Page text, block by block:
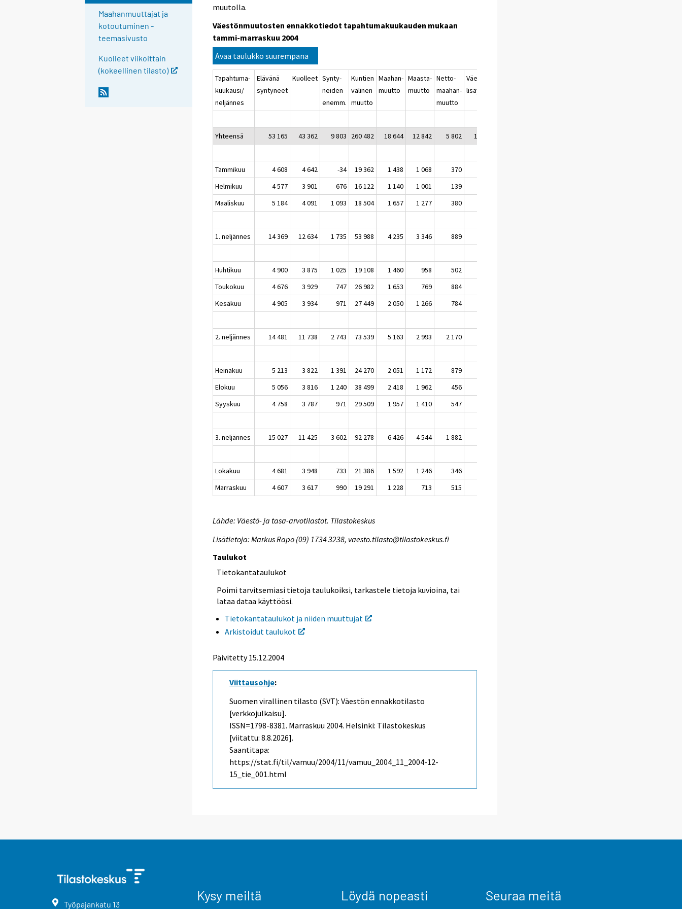
Maahanmuuttajat ja
kotoutuminen -
teemasivusto
Kuolleet viikoittain
(kokeellinen tilasto)
muutolla.
Väestönmuutosten ennakkotiedot tapahtumakuukauden mukaan
tammi-marraskuu 2004
Avaa taulukko suurempana
Tapahtuma-
kuukausi/
neljännes
Elävänä
syntyneet
Kuolleet Synty-
neiden
enemm.
Kuntien
välinen
muutto
Maahan-
muutto
Maasta-
muutto
Netto-
maahan-
muutto
Väestön-
lisäys
Yhteensä 53 165 43 362 9 803 260 482 18 644 12 842 5 802 15 605
Tammikuu 4 608 4 642 -34 19 362 1 438 1 068 370
Helmikuu
4 577 3 901 676 16 122 1 140 1 001 139
Maaliskuu
5 184 4 091 1 093 18 504 1 657 1 277 380
1. neljännes 14 369 12 634 1 735 53 988 4 235 3 346 889
Huhtikuu 4 900 3 875 1 025 19 108 1 460 958 502
Toukokuu
4 676 3 929 747 26 982 1 653 769 884
Kesäkuu
4 905 3 934 971 27 449 2 050 1 266 784
2. neljännes 14 481 11 738 2 743 73 539 5 163 2 993 2 170
Heinäkuu 5 213 3 822 1 391 24 270 2 051 1 172 879
Elokuu
5 056 3 816 1 240 38 499 2 418 1 962 456
Syyskuu
4 758 3 787 971 29 509 1 957 1 410 547
3. neljännes 15 027 11 425 3 602 92 278 6 426 4 544 1 882
Lokakuu 4 681 3 948 733 21 386 1 592 1 246 346
Marraskuu
4 607 3 617 990 19 291 1 228 713 515
Lähde: Väestö- ja tasa-arvotilastot. Tilastokeskus
Lisätietoja: Markus Rapo (09) 1734 3238, vaesto.tilasto@tilastokeskus.fi
Taulukot
Tietokantataulukot
Poimi tarvitsemiasi tietoja taulukoiksi, tarkastele tietoja kuvioina, tai
lataa dataa käyttöösi.
Tietokantataulukot ja niiden muuttujat
Arkistoidut taulukot
Päivitetty15.12.2004
Viittausohje:
Suomen virallinen tilasto (SVT): Väestön ennakkotilasto
[verkkojulkaisu].
ISSN=1798-8381. Marraskuu 2004. Helsinki: Tilastokeskus
[viitattu: 8.8.2026].
Saantitapa:
https://stat.fi/til/vamuu/2004/11/vamuu_2004_11_2004-12-
15_tie_001.html
Työpajankatu 13
Kysy meiltä Löydä nopeasti Seuraa meitä